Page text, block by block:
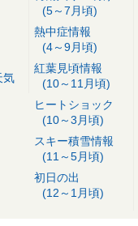
気
(5～7月頃)
熱中症情報
(4～9月頃)
紅葉見頃情報
(10～11月頃)
ヒートショック
(10～3月頃)
スキー積雪情報
(11～5月頃)
初日の出
(12～1月頃)